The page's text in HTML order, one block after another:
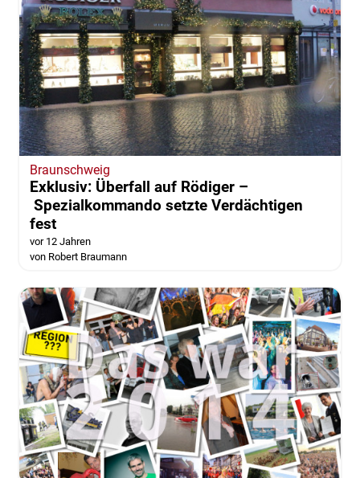
Braunschweig
Exklusiv: Überfall auf Rödiger –
Spezialkommando setzte Verdächtigen
fest
vor 12 Jahren
von Robert Braumann